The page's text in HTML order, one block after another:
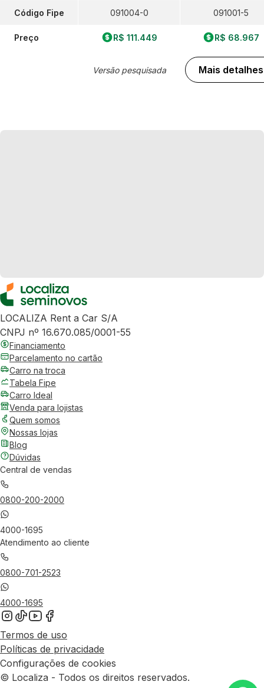
Código Fipe
Preço
091004-0
R$ 111.449
Versão pesquisada
091001-5
R$ 68.967
Mais detalhes
LOCALIZA Rent a Car S/A
CNPJ nº 16.670.085/0001-55
Financiamento
Parcelamento no cartão
Carro na troca
Tabela Fipe
Carro Ideal
Venda para lojistas
Quem somos
Nossas lojas
Blog
Dúvidas
Central de vendas
0800-200-2000
4000-1695
Atendimento ao cliente
0800-701-2523
4000-1695
Termos de uso
Políticas de privacidade
Configurações de cookies
© Localiza - Todos os direitos reservados.